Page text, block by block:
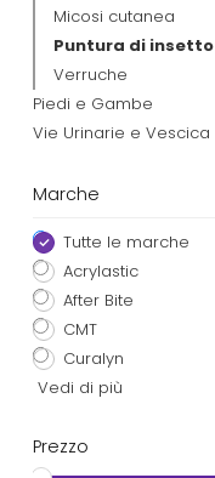
Micosi cutanea
Puntura di insetto
Verruche
Piedi e Gambe
Vie Urinarie e Vescica
Marche
Tutte le marche
Acrylastic
After Bite
CMT
Curalyn
Vedi di più
Prezzo